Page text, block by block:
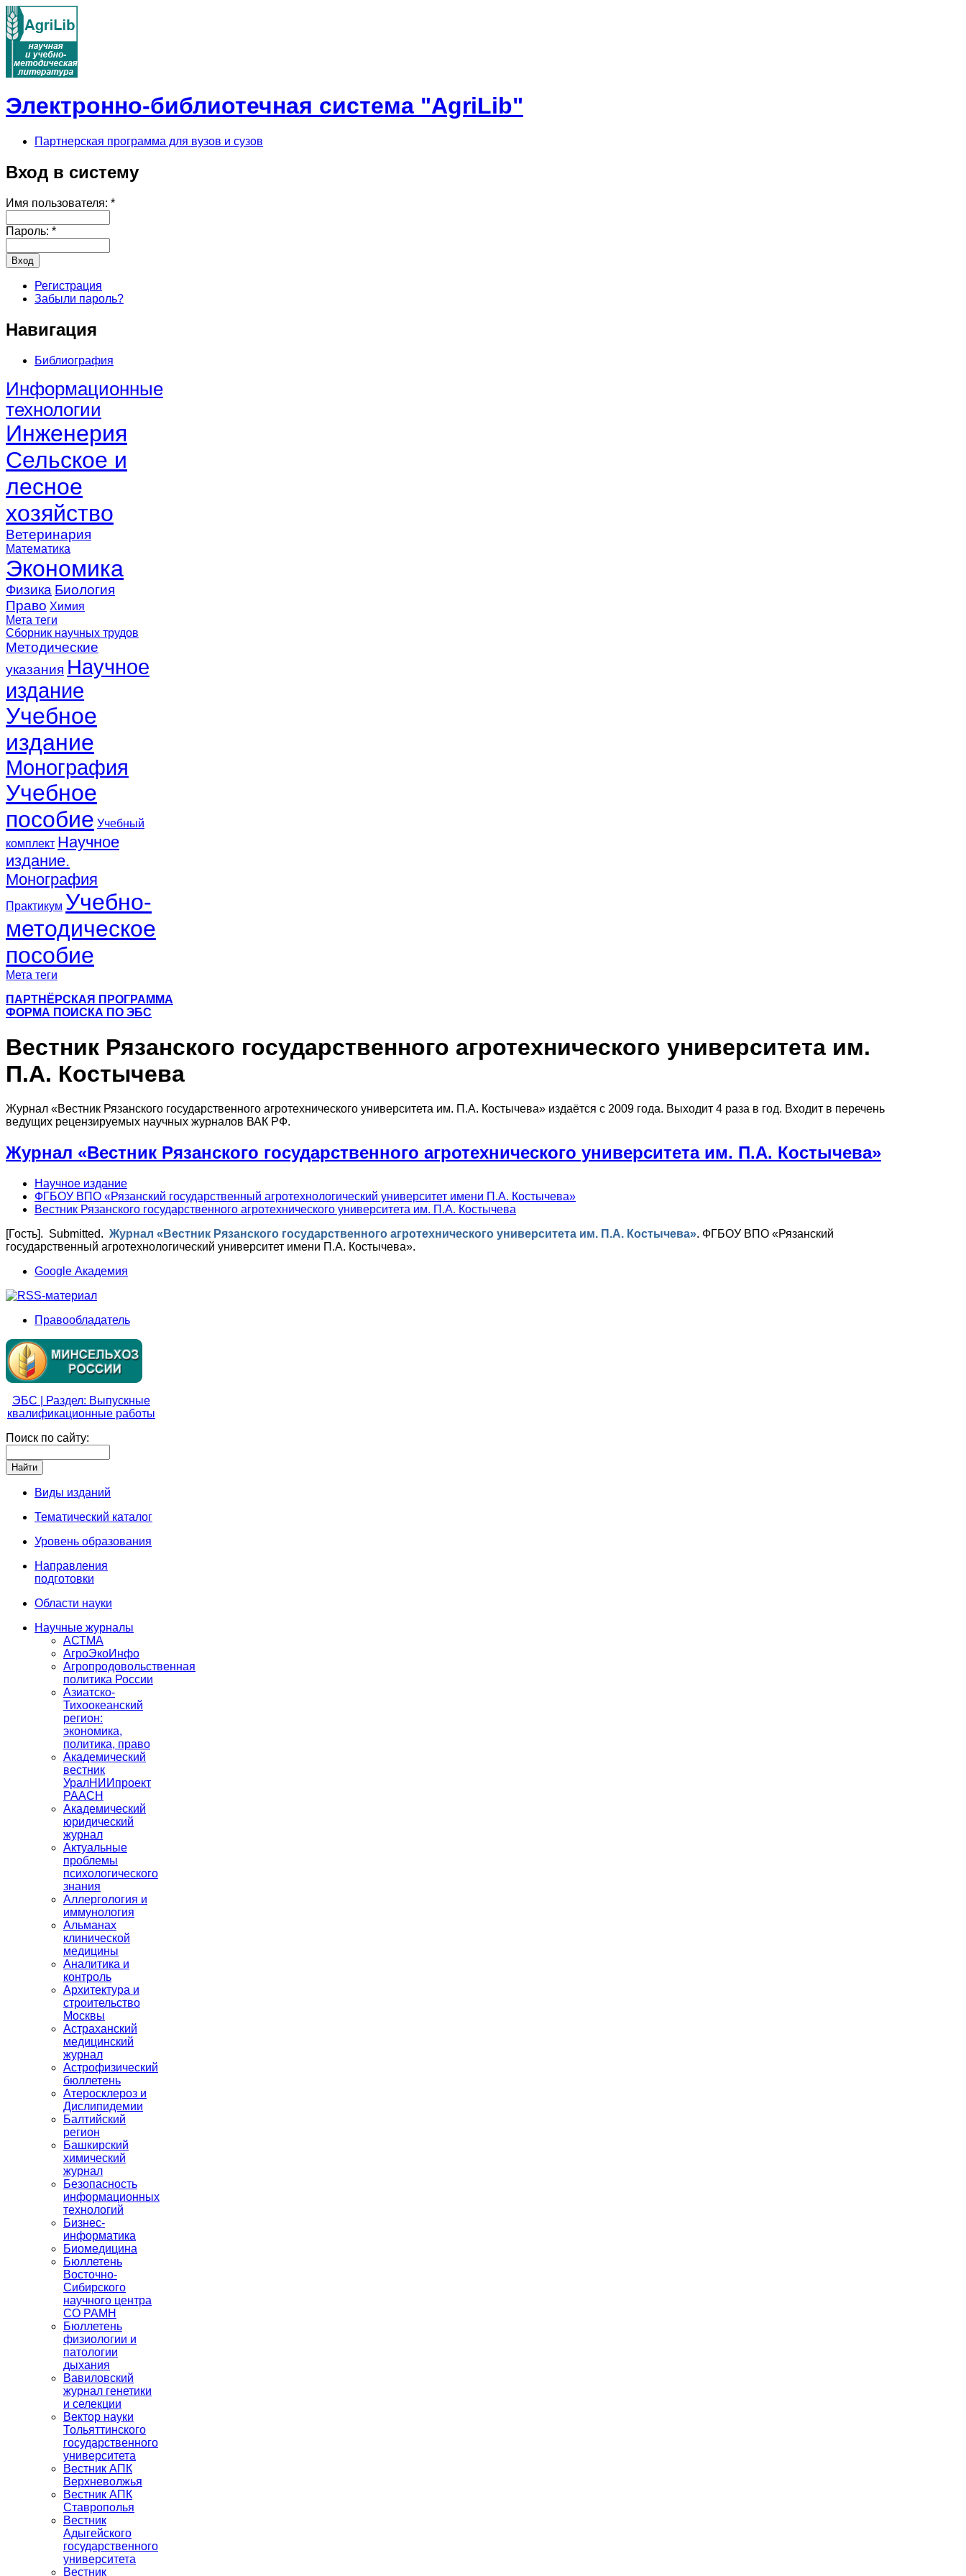
Электронно-библиотечная система "AgriLib"
Партнерская программа для вузов и сузов
Вход в систему
Имя пользователя: *
Пароль: *
Регистрация
Забыли пароль?
Навигация
Библиография
Информационные
технологии
Инженерия
Сельское и
лесное
хозяйство
Ветеринария
Математика
Экономика
Физика Биология
Право Химия
Мета теги
Сборник научных трудов
Методические
указания Научное
издание
Учебное
издание
Монография
Учебное
пособие Учебный
комплект Научное
издание.
Монография
Практикум Учебно-
методическое
пособие
Мета теги
ПАРТНЁРСКАЯ ПРОГРАММА
ФОРМА ПОИСКА ПО ЭБС
Вестник Рязанского государственного агротехнического университета им.
П.А. Костычева
Журнал «Вестник Рязанского государственного агротехнического университета им. П.А. Костычева» издаётся с 2009 года. Выходит 4 раза в год. Входит в перечень
ведущих рецензируемых научных журналов ВАК РФ.
Журнал «Вестник Рязанского государственного агротехнического университета им. П.А. Костычева»
Научное издание
ФГБОУ ВПО «Рязанский государственный агротехнологический университет имени П.А. Костычева»
Вестник Рязанского государственного агротехнического университета им. П.А. Костычева
[Гость]. Submitted. Журнал «Вестник Рязанского государственного агротехнического университета им. П.А. Костычева». ФГБОУ ВПО «Рязанский
государственный агротехнологический университет имени П.А. Костычева».
Google Академия
Правообладатель
ЭБС | Раздел: Выпускные
квалификационные работы
Поиск по сайту:
Виды изданий
Тематический каталог
Уровень образования
Направления
подготовки
Области науки
Научные журналы
АСТМА
АгроЭкоИнфо
Агропродовольственная
политика России
Азиатско-
Тихоокеанский
регион:
экономика,
политика, право
Академический
вестник
УралНИИпроект
РААСН
Академический
юридический
журнал
Актуальные
проблемы
психологического
знания
Аллергология и
иммунология
Альманах
клинической
медицины
Аналитика и
контроль
Архитектура и
строительство
Москвы
Астраханский
медицинский
журнал
Астрофизический
бюллетень
Атеросклероз и
Дислипидемии
Балтийский
регион
Башкирский
химический
журнал
Безопасность
информационных
технологий
Бизнес-
информатика
Биомедицина
Бюллетень
Восточно-
Сибирского
научного центра
СО РАМН
Бюллетень
физиологии и
патологии
дыхания
Вавиловский
журнал генетики
и селекции
Вектор науки
Тольяттинского
государственного
университета
Вестник АПК
Верхневолжья
Вестник АПК
Ставрополья
Вестник
Адыгейского
государственного
университета
Вестник